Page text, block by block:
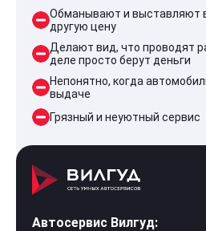
Обманывают и выставляют
другую цену
Делают вид, что проводят
деле просто берут деньги
Непонятно, когда
выдаче
Грязный и неуютный сервис
Автосервис Вилгуд: